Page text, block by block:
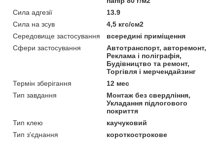
Сила адгезії
13.9
Сила на зсув
4,5 кгс/см2
Середовище застосування
всередині приміщення
Сфери застосування
Автотранспорт, авторемонт,
Реклама і поліграфія,
Будівництво та ремонт,
Торгівля і мерчендайзинг
Термін зберігання
12 мес
Тип завдання
Монтаж без свердління,
Укладання підлогового
покриття
Тип клею
каучуковий
Тип з'єднання
короткострокове